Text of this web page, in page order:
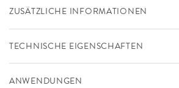
ZUSÄTZLICHE INFORMATIONEN
TECHNISCHE EIGENSCHAFTEN
ANWENDUNGEN